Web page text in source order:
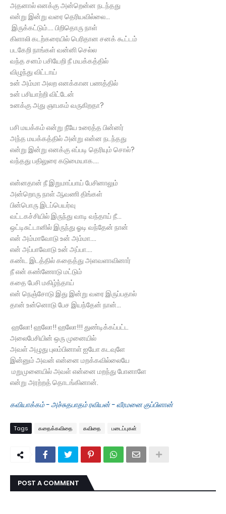
அதனால் எனக்கு அன்றென்ன நடந்தது
என்று இன்று வரை தெரியவில்லை...
இருக்கட்டும்.... பிறிதொரு நாள்
கிளாலி கடற்கரையில் பெரிதான சனக் கூட்டம்
படகேறி நாங்கள் வன்னி செல்ல
வந்த சனம் பசியேறி நீ மயக்கத்தில்
விழுந்து விட்டாய்
உன் அம்மா அலற எனக்கான பணத்தில்
உன் பசியாற்றி விட்டேன்
உனக்கு அது ஞாபகம் வருகிறதா?
பசி மயக்கம் என்று நீயே உரைத்த பின்னர்
அந்த மயக்கத்தில் அன்று என்ன நடந்தது
என்று இன்று எனக்கு எப்படி தெரியும் சொல்?
வந்தது பதிலுரை கடுமையாக....
என்னதான் நீ இறுமாப்பாய் பேசினாலும்
அன்றொரு நாள் ஆவணி திங்கள்
பின்பொரு இடப்பெயர்வு
வட்டகச்சியில் இருந்து வாடி வந்தாய் நீ...
ஒட்டிசுட்டானில் இருந்து ஓடி வந்தேன் நான்
என் அம்மாவோடு உன் அம்மா....
என் அப்பாவோடு உன் அப்பா....
கண்ட இடத்தில் கதைத்து அளவளாவினார்
நீ என் கண்ணோடு மட்டும்
கதை பேசி மகிழ்ந்தாய்
என் நெஞ்சோடு இது இன்று வரை இருப்பதால்
தான் உன்னொடு பேச இயந்தேன் நான்...
ஹலோ! ஹலோ!! ஹலோ!!! துண்டிக்கப்பட்ட
அலைபேசியின் ஒரு முனையில்
அவள் அழுது புலம்பினாள் ஐயோ கடவுளே
இன்னும் அவன் என்னை மறக்கவில்லையே
மறுமுனையில் அவள் என்னை மறந்து போனாளே
என்று அரற்றத் தொடங்கினான்.
கவியாக்கம் - அச்சுதபாதம் ரவியன் - வீரமனை குப்பிளான்
Tags கதைக்கவிதை கவிதை படைப்புகள்
POST A COMMENT